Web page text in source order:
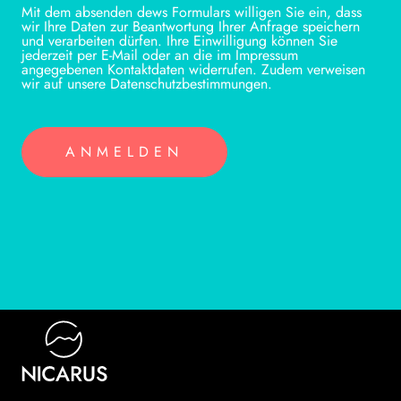
Mit dem absenden dews Formulars willigen Sie ein, dass
wir Ihre Daten zur Beantwortung Ihrer Anfrage speichern
und verarbeiten dürfen. Ihre Einwilligung können Sie
jederzeit per E-Mail oder an die im Impressum
angegebenen Kontaktdaten widerrufen. Zudem verweisen
wir auf unsere Datenschutzbestimmungen.